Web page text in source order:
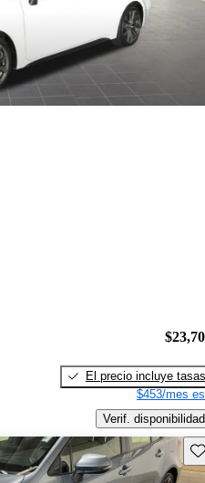
El precio incluye tasas
$453/mes
Verif. disponibilidad